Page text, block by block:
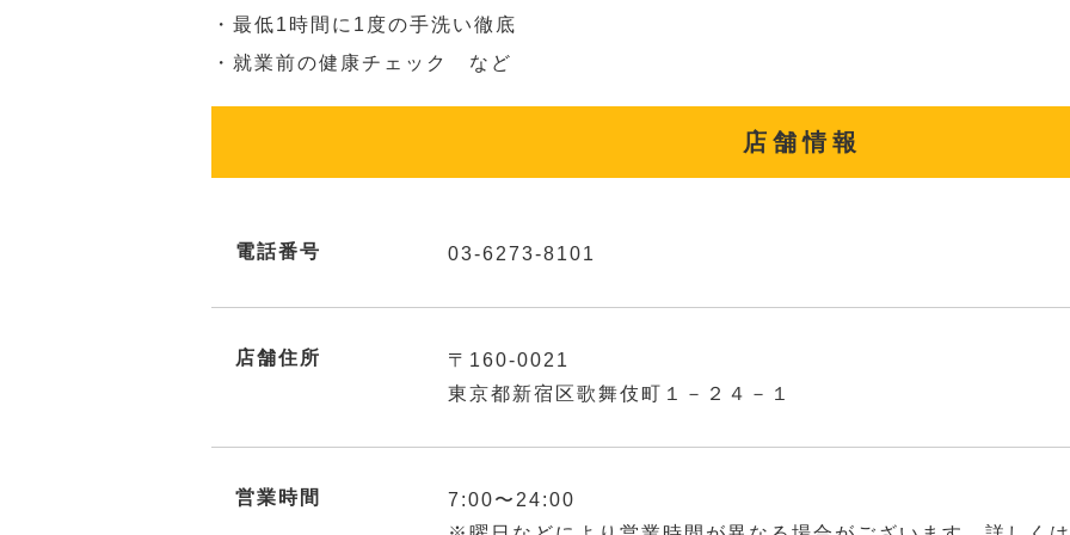
・最低1時間に1度の手洗い徹底
・就業前の健康チェック など
店舗情報
電話番号 03-6273-8101
店舗住所
〒160-0021
東京都新宿区歌舞伎町１－２４－１
営業時間
7:00〜24:00